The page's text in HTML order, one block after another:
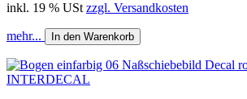
inkl. 19 % USt zzgl. Versandkosten
mehr... In den Warenkorb